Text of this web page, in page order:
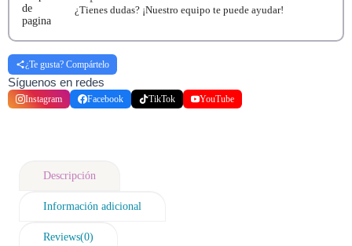
¿Tienes dudas? ¡Nuestro equipo te puede ayudar!
¿Te gusta? Compártelo
Síguenos en redes
Instagram Facebook TikTok YouTube
Descripción
Información adicional
Reviews(0)